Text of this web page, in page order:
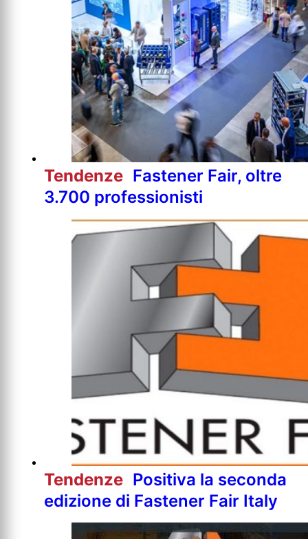
Tendenze Fastener Fair, oltre
3.700 professionisti
Tendenze Positiva la seconda
edizione di Fastener Fair Italy